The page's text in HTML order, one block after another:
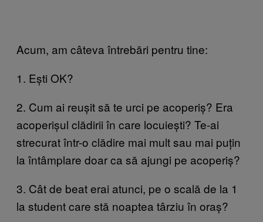
Acum, am câteva întrebări pentru tine:
1. Ești OK?
2. Cum ai reușit să te urci pe acoperiș? Era
acoperișul clădirii în care locuiești? Te-ai
strecurat într-o clădire mai mult sau mai puțin
la întâmplare doar ca să ajungi pe acoperiș?
3. Cât de beat erai atunci, pe o scală de la 1
la student care stă noaptea târziu în oraș?